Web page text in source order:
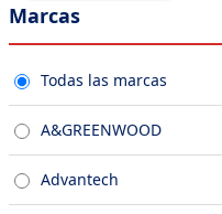
Marcas
Todas las marcas
A&GREENWOOD
Advantech